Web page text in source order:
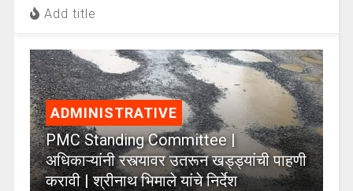
Add title
ADMINISTRATIVE
PMC Standing Committee |
अधिकाऱ्यांनी रस्त्यावर उतरून खड्ड्यांची पाहणी
करावी | श्रीनाथ भिमाले यांचे निर्देश